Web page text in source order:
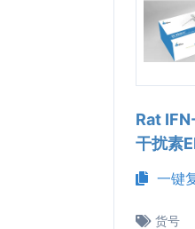
Rat
干扰素
一键
货号